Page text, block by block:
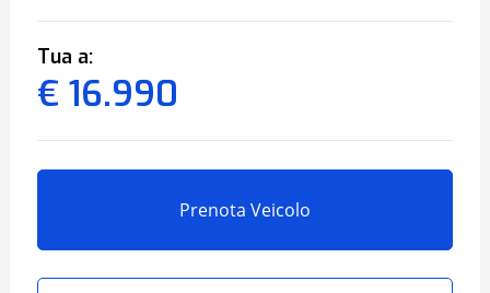
Tua a:
€ 16.990
Prenota Veicolo